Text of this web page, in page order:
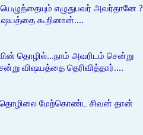
எழுதுபவர் அவர்தானே ?
கூறினான்....
தொழில்...நாம் அவரிடம் சென்று
விஷயத்தை தெரிவித்தார்....
தொழிலை மேற்கொண்ட சிவன் தான்